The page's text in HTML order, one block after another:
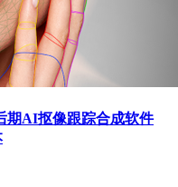
期AI抠像跟踪合成软件